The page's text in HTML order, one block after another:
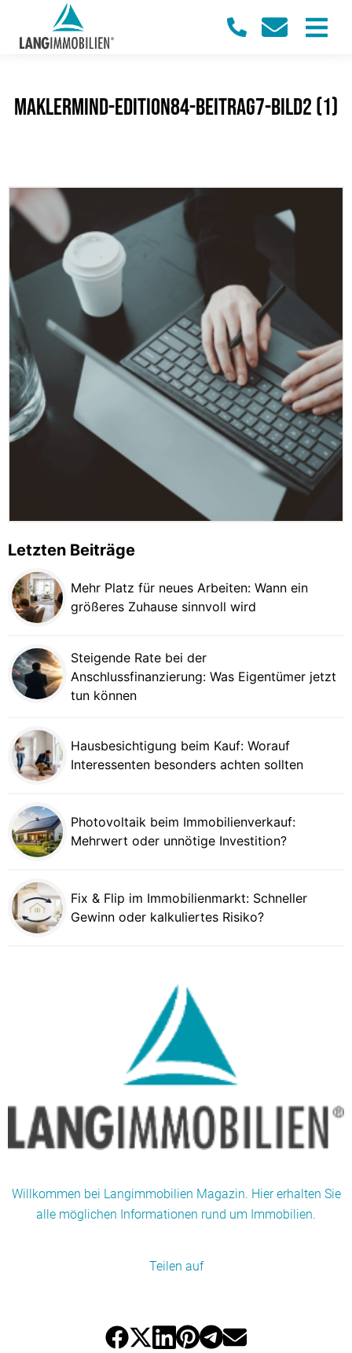
maklermind-edition84-beitrag7-bild2 (1)
Letzten Beiträge
Mehr Platz für neues Arbeiten: Wann ein
größeres Zuhause sinnvoll wird
Steigende Rate bei der
Anschlussfinanzierung: Was Eigentümer jetzt
tun können
Hausbesichtigung beim Kauf: Worauf
Interessenten besonders achten sollten
Photovoltaik beim Immobilienverkauf:
Mehrwert oder unnötige Investition?
Fix & Flip im Immobilienmarkt: Schneller
Gewinn oder kalkuliertes Risiko?
Willkommen bei Langimmobilien Magazin. Hier erhalten Sie
alle möglichen Informationen rund um Immobilien.
Teilen auf